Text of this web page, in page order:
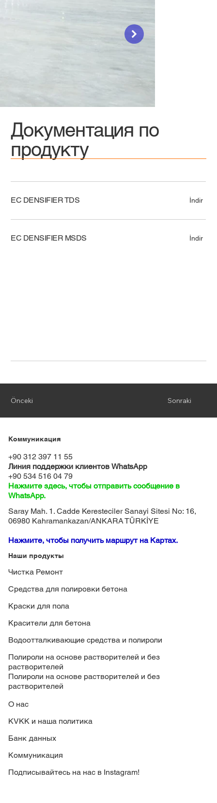
EC DENSIFIER TDS İndir
EC DENSIFIER MSDS İndir
Документация по
продукту
Sonraki
Önceki
Коммуникация
+90 312 397 11 55
Линия поддержки клиентов WhatsApp
+90 534 516 04 79
Нажмите здесь, чтобы отправить сообщение в
WhatsApp.
Saray Mah. 1. Cadde Keresteciler Sanayi Sitesi No: 16,
06980 Kahramankazan/ANKARA TÜRKİYE
Нажмите, чтобы получить маршрут на Картах.
Наши продукты
Чистка Ремонт
Средства для полировки бетона
Краски для пола
Красители для бетона
Водоотталкивающие средства и полироли
Полироли на основе растворителей и без
растворителей
Полироли на основе растворителей и без
растворителей
О нас
KVKK и наша политика
Банк данных
Коммуникация
Подписывайтесь на нас в Instagram!